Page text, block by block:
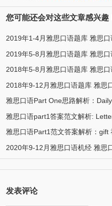
您可能还会对这些文章感兴趣
2019年1-4月雅思口语题库 雅思
2019年5-8月雅思口语题库 雅思
2018年5-8月雅思口语题库 雅思
2018年9-12月雅思口语题库 雅思
雅思口语Part One思路解析：
雅思口语part1答案范文解析:
雅思口语Part1范文答案解析：gift
2020年9-12月雅思口语机经 雅思
发表评论